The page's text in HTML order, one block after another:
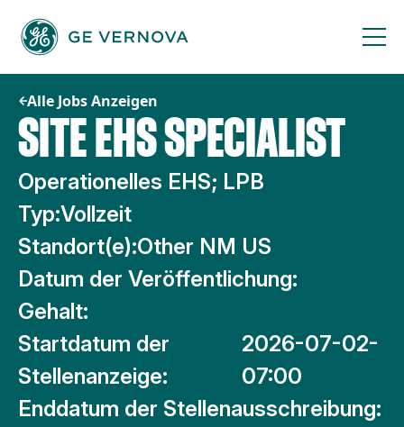
Inhalt
springen
Alle Jobs Anzeigen
SITE EHS SPECIALIST
Operationelles EHS; LPB
Typ:Vollzeit
Standort(e):Other NM US
Datum der Veröffentlichung:
Gehalt:
Startdatum der
Stellenanzeige:
2026-07-02-
07:00
Enddatum der Stellenausschreibung: